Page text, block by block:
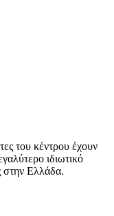
του κέντρου έχουν
ιδιωτικό
στην Ελλάδα.